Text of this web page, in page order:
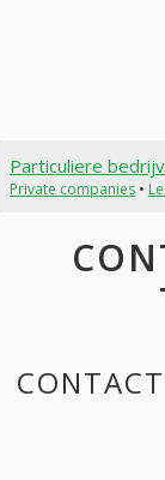
Particuliere
Private companies•